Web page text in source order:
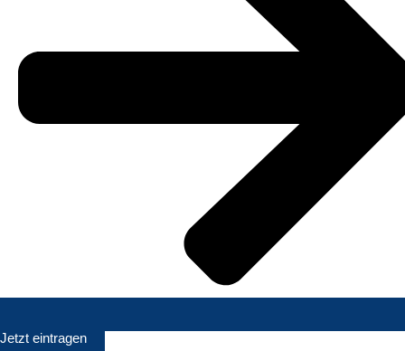
Jetzt eintragen